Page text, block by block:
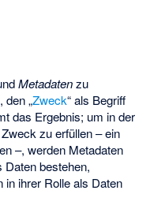
Metadatenzu
den „Zweck“ als Begriff
das Ergebnis; um in der
zu erfüllen – ein
–, werden Metadaten
Daten bestehen,
in ihrer Rolle als Daten